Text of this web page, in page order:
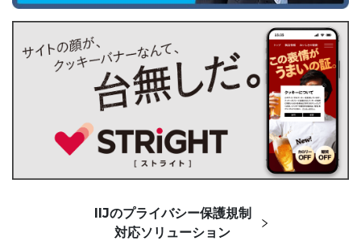
IIJのプライバシー保護規制
対応ソリューション